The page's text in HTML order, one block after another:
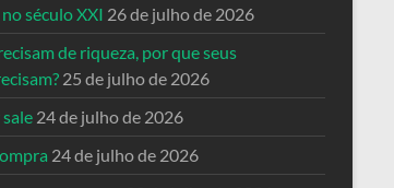
século XXI 26 de julho de 2026
de riqueza, por que seus
25 de julho de 2026
24 de julho de 2026
24 de julho de 2026